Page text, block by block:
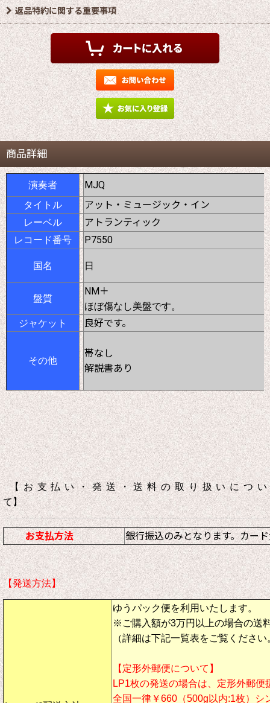
返品特約に関する重要事項
商品詳細
演奏者 MJQ
タイトル アット・ミュージック・イン
レーベル アトランティック
レコード番号 P7550
国名 日
盤質
NM＋
ほぼ傷なし美盤です。
ジャケット
良好です。
その他
帯なし
解説書あり
【お支払い・発送・送料の取り扱いについ
て】
お支払方法 銀行振込のみとなります。カー
【発送方法】
ゆうパック便を利用いたします。
※ご購入額が3万円以上の場合の送
（詳細は下記一覧表をご覧ください
【定形外郵便について】
LP1枚の発送の場合は、定形外郵便
全国一律￥660（500g以内:1枚）シ